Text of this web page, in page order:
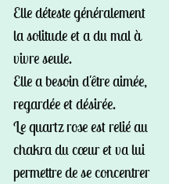
Elle déteste généralement
la solitude et a du mal à
vivre seule.
Elle a besoin d'être aimée,
regardée et désirée.
Le quartz rose est relié au
chakra du cœur et va lui
permettre de se concentrer